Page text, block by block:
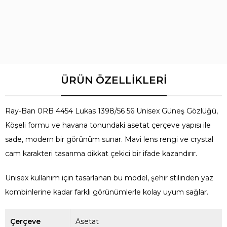
Ray-Ban 0RB 4454 Lukas 1398/56 56 Unisex Güneş Gözlüğü,
Köşeli formu ve havana tonundaki asetat çerçeve yapısı ile
sade, modern bir görünüm sunar. Mavi lens rengi ve crystal
cam karakteri tasarıma dikkat çekici bir ifade kazandırır.
Unisex kullanım için tasarlanan bu model, şehir stilinden yaz
kombinlerine kadar farklı görünümlerle kolay uyum sağlar.
Çerçeve Asetat